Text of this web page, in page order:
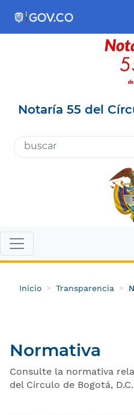
Notaría 55 del
Inicio Transparencia
Normativa
Consulte la normativa
del Círculo de Bogotá,